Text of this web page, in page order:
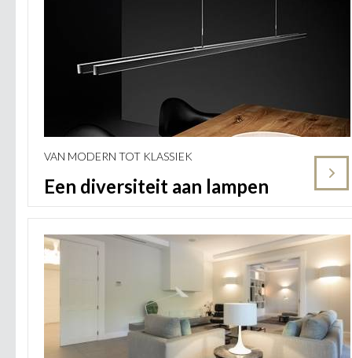
VAN MODERN TOT KLASSIEK
Een diversiteit aan lampen